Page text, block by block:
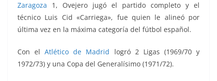
Zaragoza 1, Ovejero jugó el partido completo y el
técnico Luis Cid «Carriega», fue quien le alineó por
última vez en la máxima categoría del fútbol español.
Con elAtlético de Madrid logró 2 Ligas (1969/70 y
1972/73) y una Copa del Generalísimo (1971/72).